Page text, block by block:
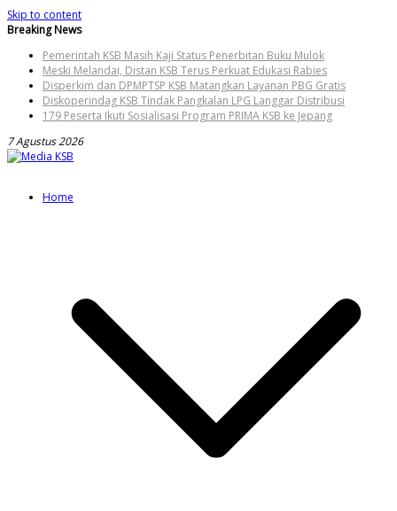
Skip to content
Breaking News
Pemerintah KSB Masih Kaji Status Penerbitan Buku Mulok
Meski Melandai, Distan KSB Terus Perkuat Edukasi Rabies
Disperkim dan DPMPTSP KSB Matangkan Layanan PBG Gratis
Diskoperindag KSB Tindak Pangkalan LPG Langgar Distribusi
179 Peserta Ikuti Sosialisasi Program PRIMA KSB ke Jepang
7 Agustus 2026
Home